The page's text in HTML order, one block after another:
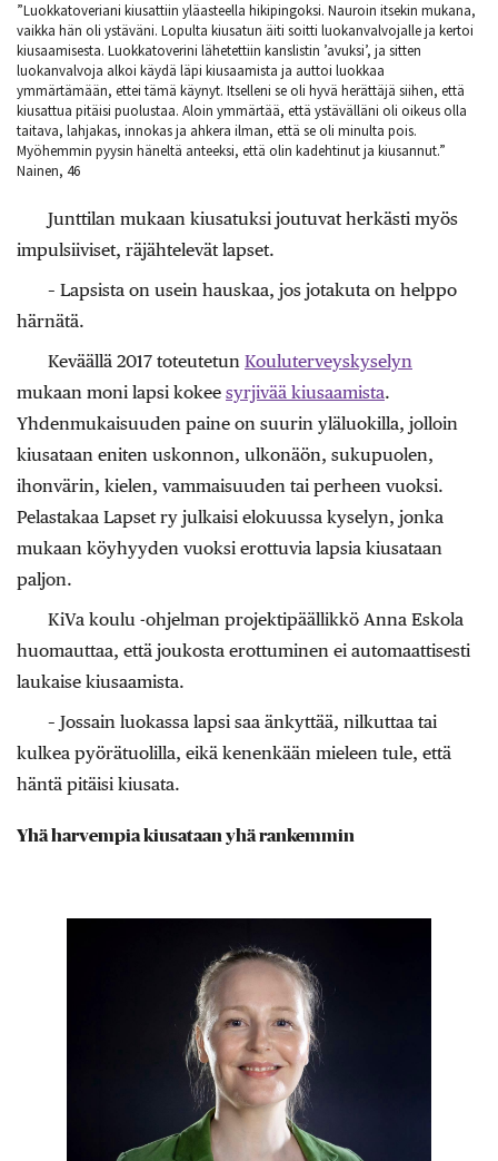
”Luokkatoveriani kiusattiin yläasteella hikipingoksi. Nauroin itsekin mukana,
vaikka hän oli ystäväni. Lopulta kiusatun äiti soitti luokanvalvojalle ja kertoi
kiusaamisesta. Luokkatoverini lähetettiin kanslistin ’avuksi’, ja sitten
luokanvalvoja alkoi käydä läpi kiusaamista ja auttoi luokkaa
ymmärtämään, ettei tämä käynyt. Itselleni se oli hyvä herättäjä siihen, että
kiusattua pitäisi puolustaa. Aloin ymmärtää, että ystävälläni oli oikeus olla
taitava, lahjakas, innokas ja ahkera ilman, että se oli minulta pois.
Myöhemmin pyysin häneltä anteeksi, että olin kadehtinut ja kiusannut.”
Nainen, 46
Junttilan mukaan kiusatuksi joutuvat herkästi myös
impulsiiviset, räjähtelevät lapset.
– Lapsista on usein hauskaa, jos jotakuta on helppo
härnätä.
Keväällä 2017 toteutetun Kouluterveyskyselyn
mukaan moni lapsi kokee syrjivää kiusaamista.
Yhdenmukaisuuden paine on suurin yläluokilla, jolloin
kiusataan eniten uskonnon, ulkonäön, sukupuolen,
ihonvärin, kielen, vammaisuuden tai perheen vuoksi.
Pelastakaa Lapset ry julkaisi elokuussa kyselyn, jonka
mukaan köyhyyden vuoksi erottuvia lapsia kiusataan
paljon.
KiVa koulu -ohjelman projektipäällikkö Anna Eskola
huomauttaa, että joukosta erottuminen ei automaattisesti
laukaise kiusaamista.
– Jossain luokassa lapsi saa änkyttää, nilkuttaa tai
kulkea pyörätuolilla, eikä kenenkään mieleen tule, että
häntä pitäisi kiusata.
Yhä harvempia kiusataan yhä rankemmin